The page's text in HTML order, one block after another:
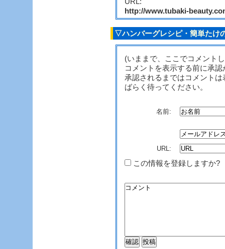
http://www.tubaki-
▽ハンバーグレシピ・簡単たけ
(いままで、ここでコメント
コメントを表示する前に承
承認されるまではコメント
ばらく待ってください。
名前:
URL:
この情報を登録しますか?